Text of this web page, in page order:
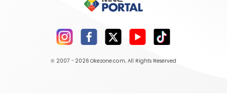
© 2007 - 2026 Okezone.com, All Rights Reserved